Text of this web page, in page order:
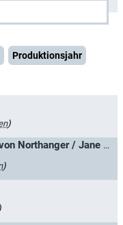
Produktionsjahr
)
Jane Austen: Die Abtei von Northanger / Jane Austens Northanger Abbey
)